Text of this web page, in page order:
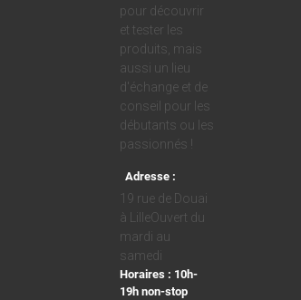
pour découvrir
et tester les
produits, mais
aussi un lieu
d'échange et de
conseil pour les
débutants ou les
passionnés !
Adresse :
19 rue de Douai
à LilleOuvert du
mardi au
samedi
Horaires : 10h-
19h non-stop